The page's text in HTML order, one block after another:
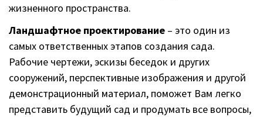
жизненного пространства.
Ландшафтное проектирование – это один из
самых ответственных этапов создания сада.
Рабочие чертежи, эскизы беседок и других
сооружений, перспективные изображения и другой
демонстрационный материал, поможет Вам легко
представить будущий сад и продумать все вопросы,